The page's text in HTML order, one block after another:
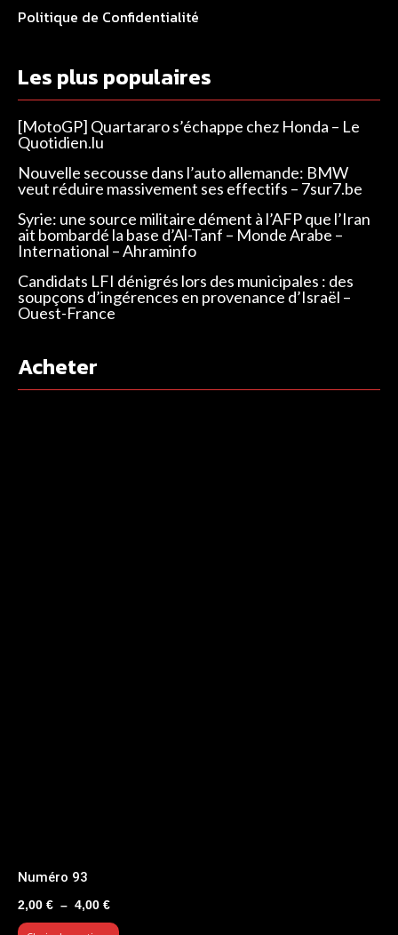
Politique de Confidentialité
Les plus populaires
[MotoGP] Quartararo s’échappe chez Honda – Le
Quotidien.lu
Nouvelle secousse dans l’auto allemande: BMW
veut réduire massivement ses effectifs – 7sur7.be
Syrie: une source militaire dément à l’AFP que l’Iran
ait bombardé la base d’Al-Tanf – Monde Arabe –
International – Ahraminfo
Candidats LFI dénigrés lors des municipales : des
soupçons d’ingérences en provenance d’Israël –
Ouest-France
Acheter
Numéro 93
2,00 € – 4,00 €Plage
de